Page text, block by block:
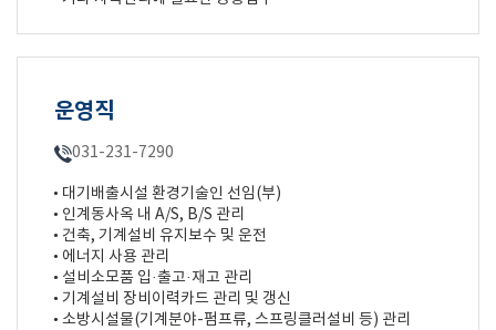
운영직
031-231-7290
• 대기배출시설 환경기술인 선임(부)
• 인계동사옥 내 A/S, B/S 관리
• 건축, 기계설비 유지보수 및 운전
• 에너지 사용 관리
• 설비소모품 입·출고·재고 관리
• 기계설비 장비이력카드 관리 및 갱신
• 소방시설물(기계분야-펌프류, 스프링클러설비 등) 관리